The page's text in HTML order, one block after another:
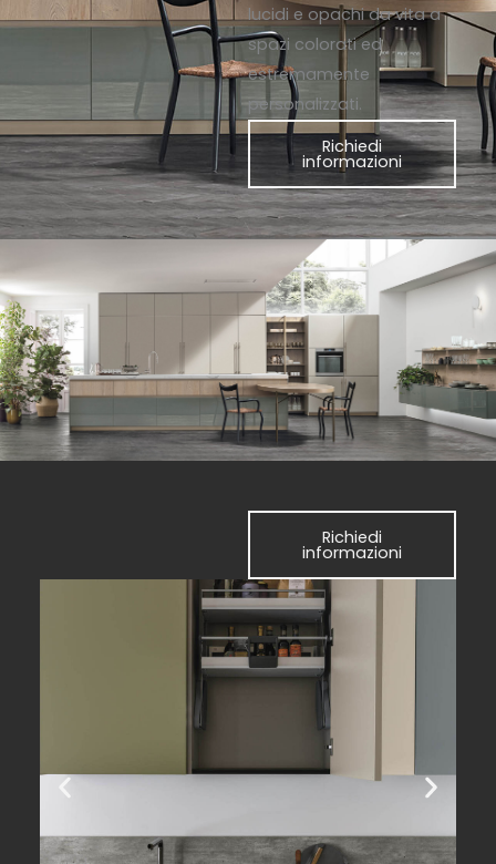
lucidi e opachi da vita a
spazi colorati ed
estremamente
personalizzati.
Richiedi
informazioni
Richiedi
informazioni